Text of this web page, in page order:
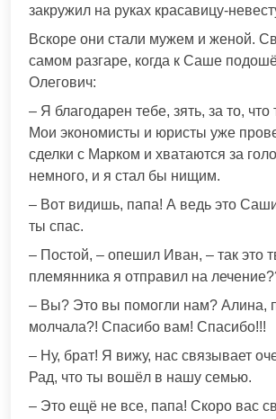
закружил на руках красавицу-
Вскоре они стали мужем и женой.
самом разгаре, когда к Саше
Олегович:
– Я благодарен тебе, зять, за то, что
Мои экономисты и юристы уже
сделки с Марком и хватаются за
немного, и я стал бы нищим.
– Вот видишь, папа! А ведь это
ты спас.
– Постой, – опешил Иван, – так это
племянника я отправил на
– Вы? Это вы помогли нам? Алина,
молчала?! Спасибо вам! Спасибо!!!
– Ну, брат! Я вижу, нас связывает
Рад, что ты вошёл в нашу семью.
– Это ещё не все, папа! Скоро вас